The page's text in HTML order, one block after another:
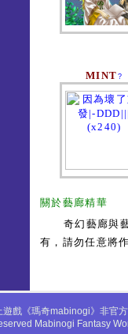
MINT ?
關於藝廊精華
奇幻藝廊與
有，請勿任意將
戲《瑪奇mabinogi》非官
Mabinogi Fantasy